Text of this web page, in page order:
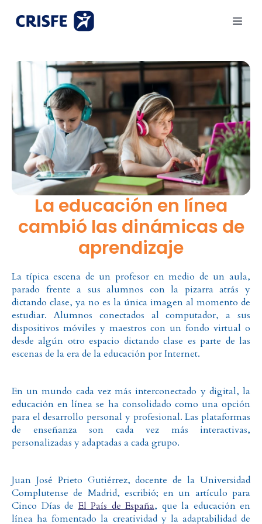
La educación en línea
cambió las dinámicas de
aprendizaje
La típica escena de un profesor en medio de un aula,
parado frente a sus alumnos con la pizarra atrás y
dictando clase, ya no es la única imagen al momento de
estudiar. Alumnos conectados al computador, a sus
dispositivos móviles y maestros con un fondo virtual o
desde algún otro espacio dictando clase es parte de las
escenas de la era de la educación por Internet.
En un mundo cada vez más interconectado y digital, la
educación en línea se ha consolidado como una opción
para el desarrollo personal y profesional. Las plataformas
de enseñanza son cada vez más interactivas,
personalizadas y adaptadas a cada grupo.
Juan José Prieto Gutiérrez, docente de la Universidad
Complutense de Madrid, escribió; en un artículo para
Cinco Días deEl País de España, que la educación en
línea ha fomentado la creatividad y la adaptabilidad de